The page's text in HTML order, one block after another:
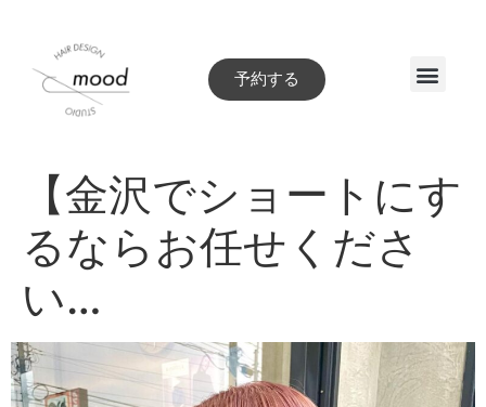
予約する
【金沢でショートにす
るならお任せくださ
い…